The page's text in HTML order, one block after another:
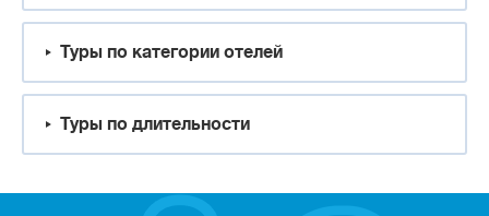
Туры по категории отелей
Туры по длительности